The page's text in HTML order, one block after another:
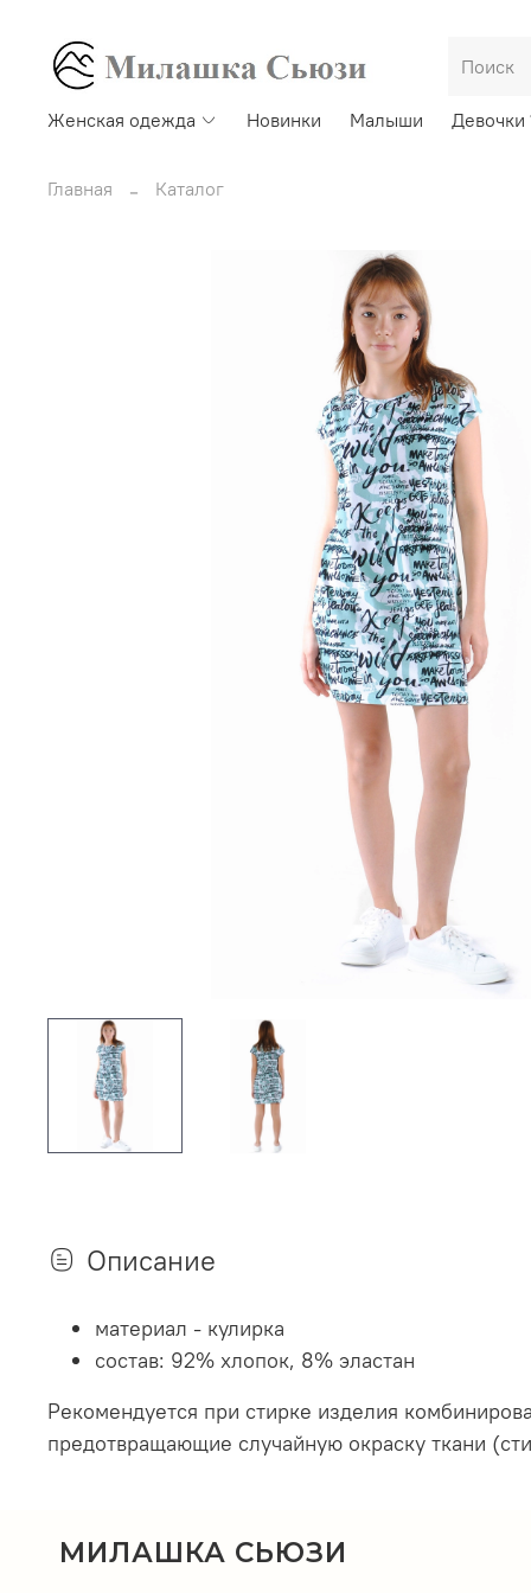
Женская одежда Новинки Малыши Девочки
Главная Каталог
Описание
материал - кулирка
состав: 92% хлопок, 8% эластан
Рекомендуется при стирке изделия
предотвращающие случайную окраску ткани
МИЛАШКА СЬЮЗИ